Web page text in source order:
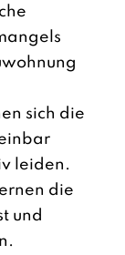
sich die
leiden.
die
und